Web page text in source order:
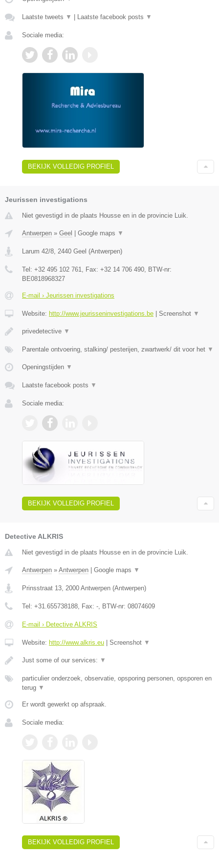
Laatste tweets ▼ Laatste facebook posts ▼
Sociale media:
BEKIJK VOLLEDIG PROFIEL
Jeurissen investigations
Niet gevestigd in de plaats Housse en in de provincie Luik.
Antwerpen » Geel | Google maps ▼
Larum 42/8 2440 Geel (Antwerpen)
Tel: +32 495 102 761 , Fax: +32 14 706 490 , BTW-nr:
BE0818968327
E-mail › Jeurissen investigations
Website: http://www.jeurisseninvestigations.be | Screenshot ▼
privedetective ▼
Parentale ontvoering, stalking/ pesterijen, zwartwerk/ dit voor het ▼
Openingstijden ▼
Laatste facebook posts ▼
Sociale media:
BEKIJK VOLLEDIG PROFIEL
Detective ALKRIS
Niet gevestigd in de plaats Housse en in de provincie Luik.
Antwerpen » Antwerpen Google maps ▼
Prinsstraat 13 2000 Antwerpen (Antwerpen)
Tel: +31.655738188 , Fax: - , BTW-nr: 08074609
E-mail › Detective ALKRIS
Website: http://www.alkris.eu Screenshot ▼
Just some of our services: ▼
particulier onderzoek, observatie, opsporing personen, opsporen en
terug ▼
Er wordt gewerkt op afspraak.
Sociale media:
BEKIJK VOLLEDIG PROFIEL